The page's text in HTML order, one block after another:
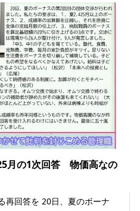
月の1次回答 物価高なの
再回答を 20日、夏のボーナ